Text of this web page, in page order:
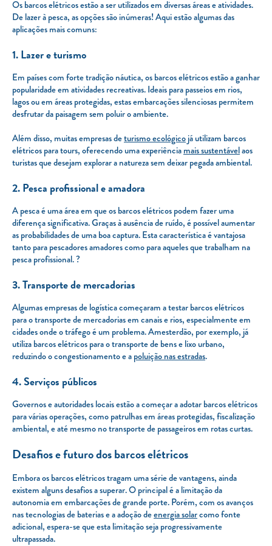
Os barcos elétricos estão a ser utilizados em diversas áreas e atividades.
De lazer à pesca, as opções são inúmeras! Aqui estão algumas das
aplicações mais comuns:
1. Lazer e turismo
Em países com forte tradição náutica, os barcos elétricos estão a ganhar
popularidade em atividades recreativas. Ideais para passeios em rios,
lagos ou em áreas protegidas, estas embarcações silenciosas permitem
desfrutar da paisagem sem poluir o ambiente.
Além disso, muitas empresas deturismo ecológicojá utilizam barcos
elétricos para tours, oferecendo uma experiênciamais sustentávelaos
turistas que desejam explorar a natureza sem deixar pegada ambiental.
2. Pesca profissional e amadora
A pesca é uma área em que os barcos elétricos podem fazer uma
diferença significativa. Graças à ausência de ruído, é possível aumentar
as probabilidades de uma boa captura. Esta característica é vantajosa
tanto para pescadores amadores como para aqueles que trabalham na
pesca profissional. ?
3. Transporte de mercadorias
Algumas empresas de logística começaram a testar barcos elétricos
para o transporte de mercadorias em canais e rios, especialmente em
cidades onde o tráfego é um problema. Amesterdão, por exemplo, já
utiliza barcos elétricos para o transporte de bens e lixo urbano,
reduzindo o congestionamento e apoluição nas estradas.
4. Serviços públicos
Governos e autoridades locais estão a começar a adotar barcos elétricos
para várias operações, como patrulhas em áreas protegidas, fiscalização
ambiental, e até mesmo no transporte de passageiros em rotas curtas.
Desafios e futuro dos barcos elétricos
Embora os barcos elétricos tragam uma série de vantagens, ainda
existem alguns desafios a superar. O principal é a limitação da
autonomia em embarcações de grande porte. Porém, com os avanços
nas tecnologias de baterias e a adoção deenergia solarcomo fonte
adicional, espera-se que esta limitação seja progressivamente
ultrapassada.